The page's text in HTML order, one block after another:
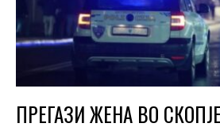
ПРЕГАЗИ ЖЕНА ВО